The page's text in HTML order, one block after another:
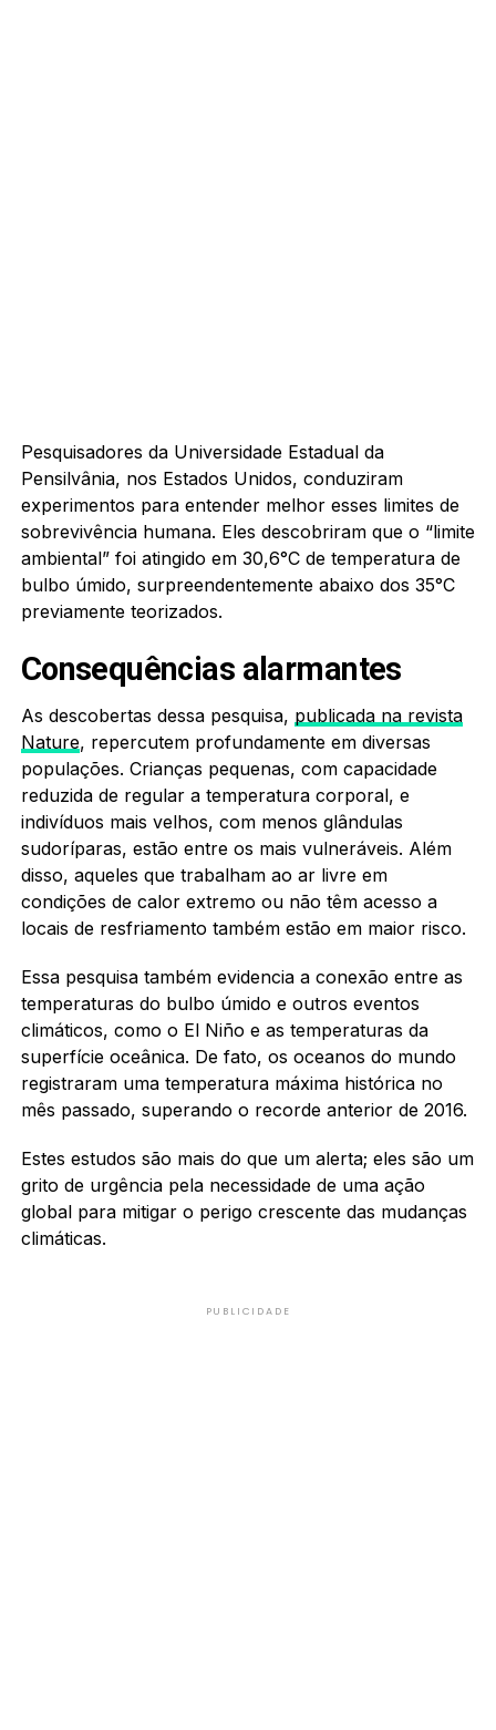
Pesquisadores da Universidade Estadual da
Pensilvânia, nos Estados Unidos, conduziram
experimentos para entender melhor esses limites de
sobrevivência humana. Eles descobriram que o “limite
ambiental” foi atingido em 30,6°C de temperatura de
bulbo úmido, surpreendentemente abaixo dos 35°C
previamente teorizados.
Consequências alarmantes
As descobertas dessa pesquisa, publicada na revista
Nature, repercutem profundamente em diversas
populações. Crianças pequenas, com capacidade
reduzida de regular a temperatura corporal, e
indivíduos mais velhos, com menos glândulas
sudoríparas, estão entre os mais vulneráveis. Além
disso, aqueles que trabalham ao ar livre em
condições de calor extremo ou não têm acesso a
locais de resfriamento também estão em maior risco.
Essa pesquisa também evidencia a conexão entre as
temperaturas do bulbo úmido e outros eventos
climáticos, como o El Niño e as temperaturas da
superfície oceânica. De fato, os oceanos do mundo
registraram uma temperatura máxima histórica no
mês passado, superando o recorde anterior de 2016.
Estes estudos são mais do que um alerta; eles são um
grito de urgência pela necessidade de uma ação
global para mitigar o perigo crescente das mudanças
climáticas.
PUBLICIDADE